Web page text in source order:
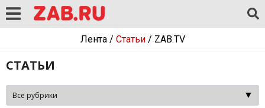
Лента/ Статьи/ ZAB.TV
СТАТЬИ